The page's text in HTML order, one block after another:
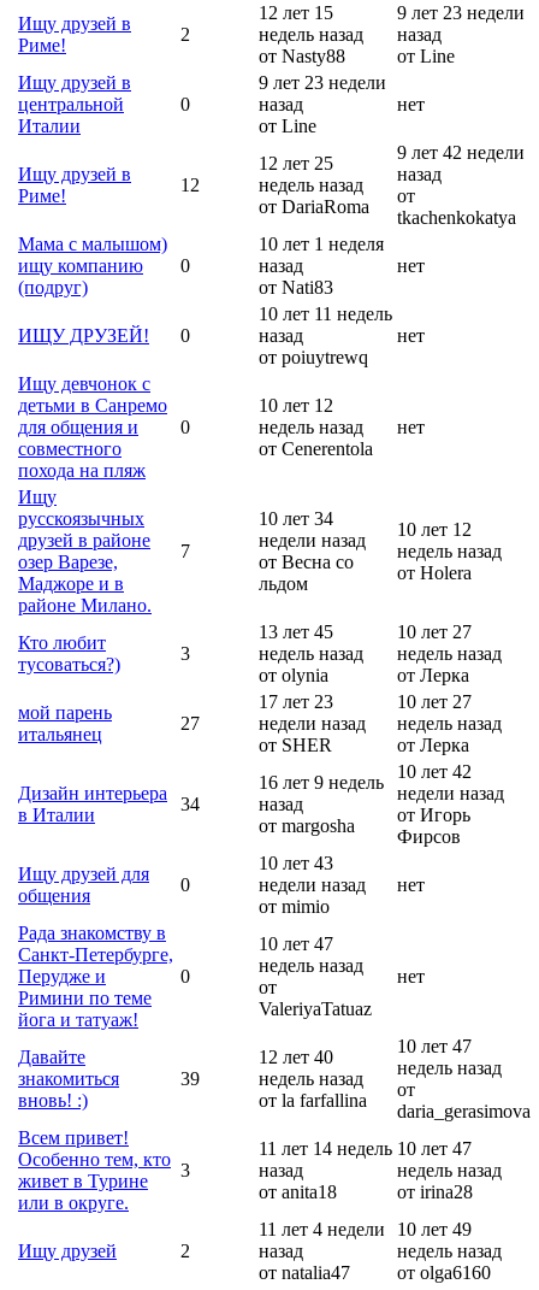
Ищу друзей в
Риме!
2
12 лет 15
недель назад
от Nasty88
9 лет 23 недели
назад
от Line
Ищу друзей в
центральной
Италии
0
9 лет 23 недели
назад
от Line
нет
Ищу друзей в
Риме!
12
12 лет 25
недель назад
от DariaRoma
9 лет 42 недели
назад
от
tkachenkokatya
Мама с малышом)
ищу компанию
(подруг)
0
10 лет 1 неделя
назад
от Nati83
нет
ИЩУ ДРУЗЕЙ! 0
10 лет 11 недель
назад
от poiuytrewq
нет
Ищу девчонок с
детьми в Санремо
для общения и
совместного
похода на пляж
0
10 лет 12
недель назад
от Cenerentola
нет
Ищу
русскоязычных
друзей в районе
озер Варезе,
Маджоре и в
районе Милано.
7
10 лет 34
недели назад
от Весна со
льдом
10 лет 12
недель назад
от Holera
Кто любит
тусоваться?)
3
13 лет 45
недель назад
от olynia
10 лет 27
недель назад
от Лерка
мой парень
итальянец
27
17 лет 23
недели назад
от SHER
10 лет 27
недель назад
от Лерка
Дизайн интерьера
в Италии
34
16 лет 9 недель
назад
от margosha
10 лет 42
недели назад
от Игорь
Фирсов
Ищу друзей для
общения
0
10 лет 43
недели назад
от mimio
нет
Рада знакомству в
Санкт-Петербурге,
Перудже и
Римини по теме
йога и татуаж!
0
10 лет 47
недель назад
от
ValeriyaTatuaz
нет
Давайте
знакомиться
вновь! :)
39
12 лет 40
недель назад
от la farfallina
10 лет 47
недель назад
от
daria_gerasimova
Всем привет!
Особенно тем, кто
живет в Турине
или в округе.
3
11 лет 14 недель
назад
от anita18
10 лет 47
недель назад
от irina28
Ищу друзей 2
11 лет 4 недели
назад
от natalia47
10 лет 49
недель назад
от olga6160